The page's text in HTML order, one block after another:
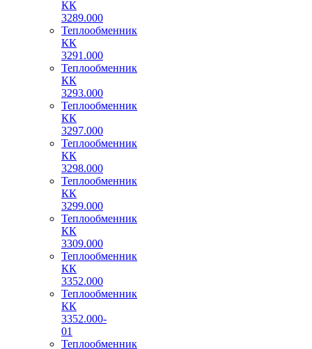
КК
3289.000
Теплообменник
КК
3291.000
Теплообменник
КК
3293.000
Теплообменник
КК
3297.000
Теплообменник
КК
3298.000
Теплообменник
КК
3299.000
Теплообменник
КК
3309.000
Теплообменник
КК
3352.000
Теплообменник
КК
3352.000-
01
Теплообменник